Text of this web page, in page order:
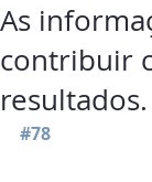
As
contribuir
resultados.
#78